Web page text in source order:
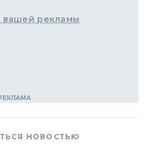
вашей рекламы
НОВОСТЬЮ